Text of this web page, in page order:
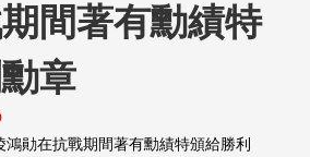
間著有勳績特
章
鴻勛在抗戰期間著有勳績特頒給勝利